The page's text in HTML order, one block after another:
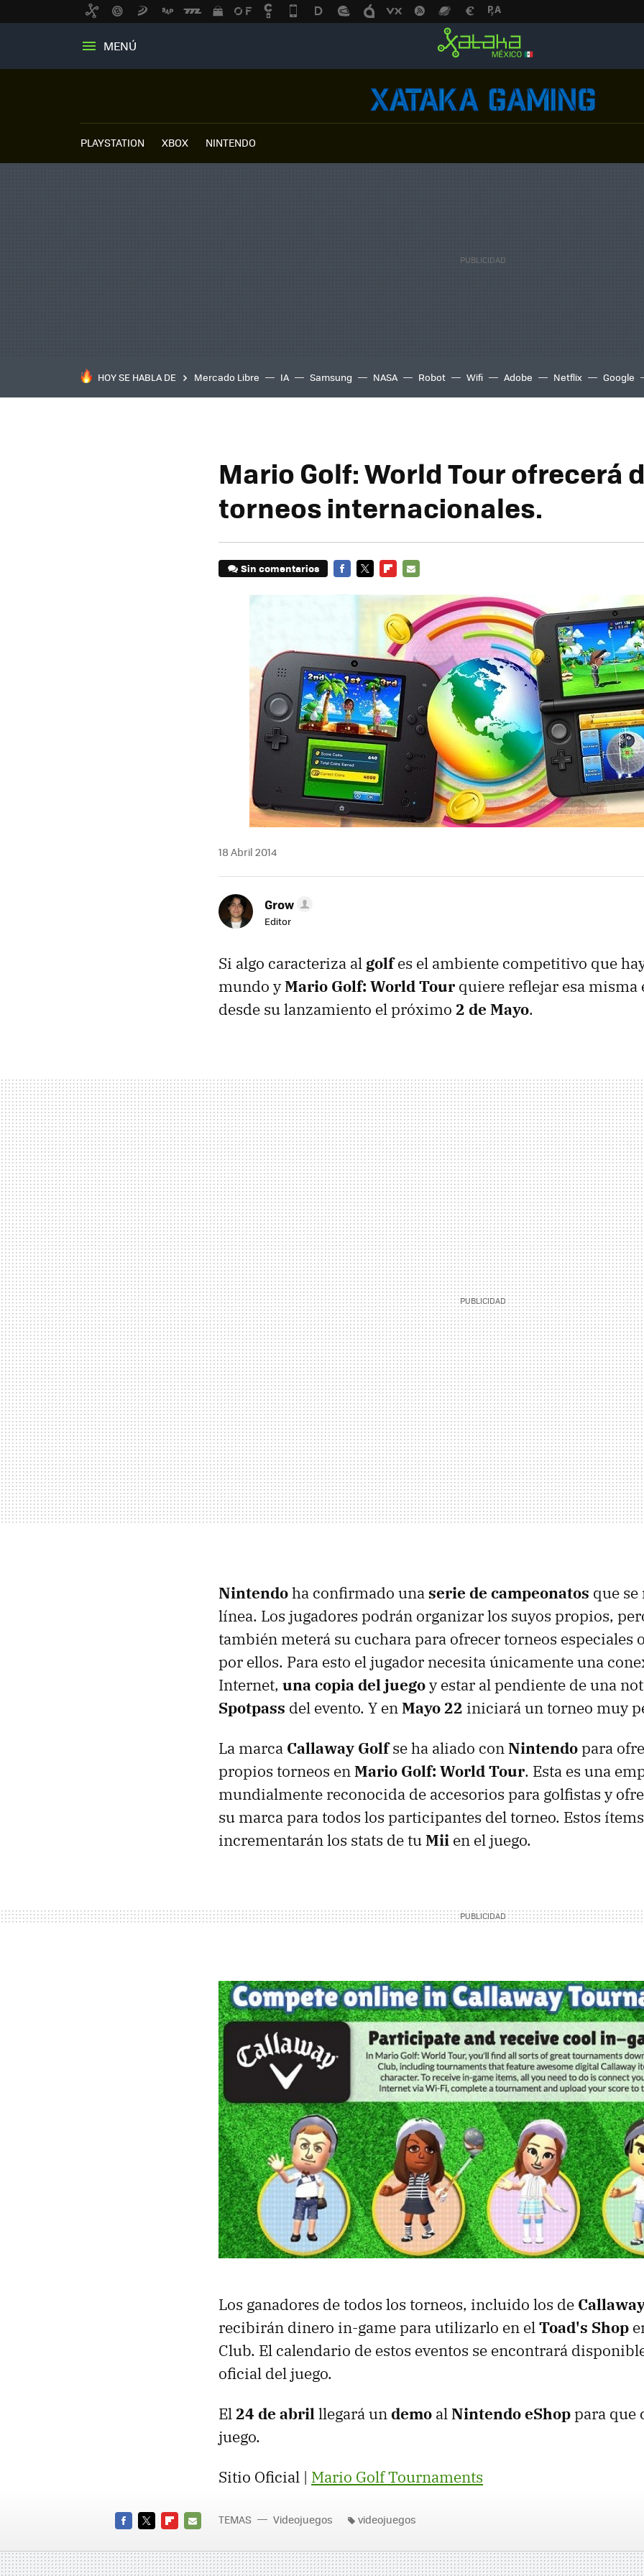
MENÚ
PLAYSTATION XBOX NINTENDO
HOY SE HABLA DE Mercado Libre IA Samsung NASA Robot Wifi Adobe Netflix Google
Mario Golf: World Tour ofrecerá
torneos internacionales.
Sin comentarios
18 Abril 2014
Grow
Editor
Si algo caracteriza al golfes el ambiente competitivo que
mundo yMario Golf: World Tour quiere reflejar esa misma
desde su lanzamiento el próximo 2 de Mayo.
Nintendoha confirmado unaserie de campeonatos que
línea. Los jugadores podrán organizar los suyos propios,
también meterá su cuchara para ofrecer torneos especiales
por ellos. Para esto el jugador necesita únicamente una
Internet, una copia del juegoy estar al pendiente de una
Spotpass del evento. Y enMayo 22 iniciará un torneo muy
La marca Callaway Golfse ha aliado conNintendopara
propios torneos enMario Golf: World Tour. Esta es una
mundialmente reconocida de accesorios para golfistas y
su marca para todos los participantes del torneo. Estos ítems
incrementarán los stats de tuMii en el juego.
Los ganadores de todos los torneos, incluido los de
recibirán dinero in-game para utilizarlo en elToad's Shop
Club. El calendario de estos eventos se encontrará
oficial del juego.
El24 de abrilllegará undemo alNintendo eShoppara que
juego.
Sitio Oficial | Mario Golf Tournaments
MAIL
TEMAS Videojuegos videojuegos